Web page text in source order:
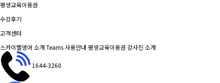
평생교육이용권
수강후기
고객센터
스카이벨영어 소개Teams 사용안내 평생교육이용권 강사진 소개
1644-3260